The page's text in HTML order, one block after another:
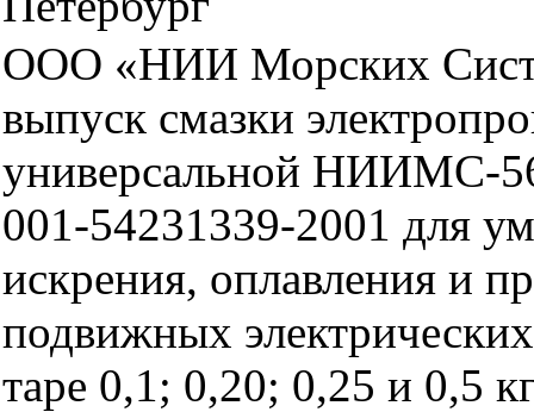
ООО «НИИ Морских
выпуск смазки
универсальной НИИМС-
001-54231339-2001 для
искрения, оплавления и
подвижных
таре 0,1; 0,20; 0,25 и 0,5